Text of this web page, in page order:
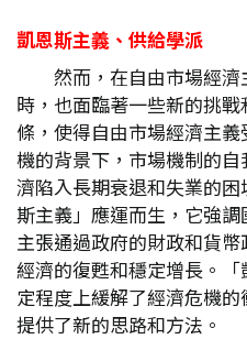
凱恩斯主義、供給學派
然而，在自由市場經
時，也面臨著一些新的挑
條，使得自由市場經濟主
機的背景下，市場機制的
濟陷入長期衰退和失業的
斯主義」應運而生，它強調
主張通過政府的財政和貨
經濟的復甦和穩定增長。
定程度上緩解了經濟危機
提供了新的思路和方法。